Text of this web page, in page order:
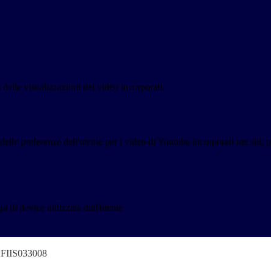
delle visualizzazioni dei video incorporati.
preferenze dell'utente per i video di Youtube incorporati nei
di device utilizzata dall'utente